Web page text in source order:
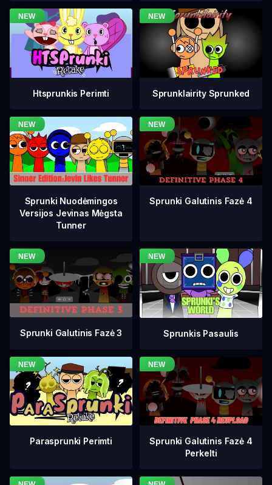
Htsprunkis Perimti Sprunklairity Sprunked
Sprunki Nuodėmingos
Versijos Jevinas Mėgsta
Tunner
Sprunki Galutinis Fazė 4
Sprunki Galutinis Fazė 3 Sprunkis Pasaulis
Parasprunki Perimti
Sprunki Galutinis Fazė 4
Perkelti